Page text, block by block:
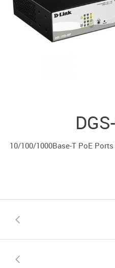
8 10/100/1000Base-T PoE